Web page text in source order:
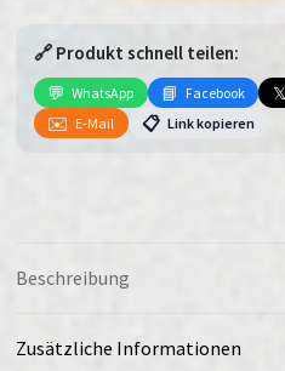
Menge
🔗 Produkt schnell teilen:
💬 WhatsApp 📘 Facebook 𝕏
✉️ E-Mail 📋 Link kopieren
Beschreibung
Zusätzliche Informationen